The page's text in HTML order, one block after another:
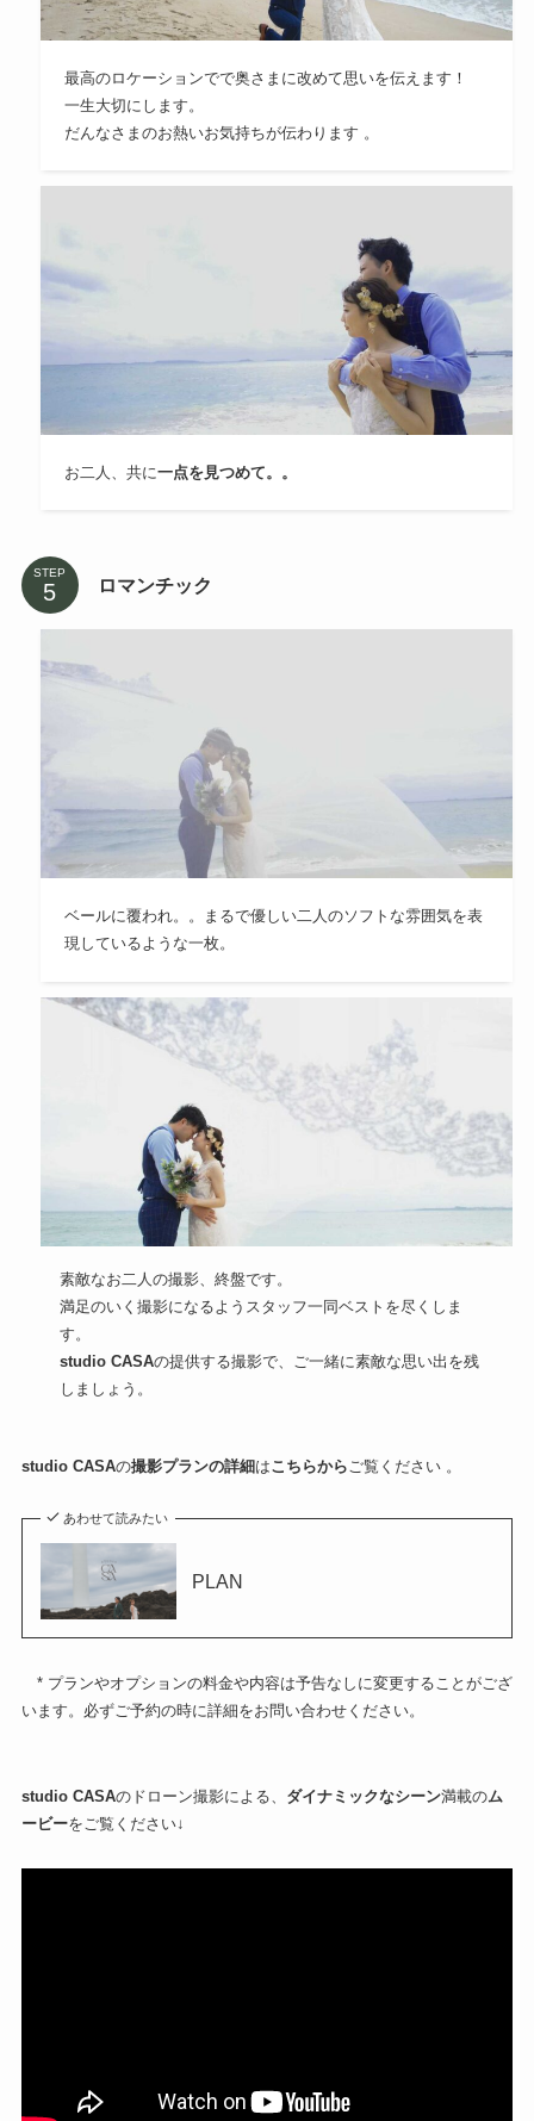
最高のロケーションでで奥さまに改めて思いを伝えます！
一生大切にします。
だんなさまのお熱いお気持ちが伝わります 。
お二人、共に一点を見つめて。。
STEP
ロマンチック
ベールに覆われ。。まるで優しい二人のソフトな雰囲気を表
現しているような一枚。
素敵なお二人の撮影、終盤です。
満足のいく撮影になるようスタッフ一同ベストを尽くしま
す。
studio CASAの提供する撮影で、ご一緒に素敵な思い出を残
しましょう。
studio CASAの撮影プランの詳細はこちらから ご覧ください 。
あわせて読みたい
PLAN
* プランやオプションの料金や内容は予告なしに変更することがござ
います。必ずご予約の時に詳細をお問い合わせください。
studio CASAのドローン撮影による、 ダイナミックなシーン満載のム
ービーをご覧ください↓